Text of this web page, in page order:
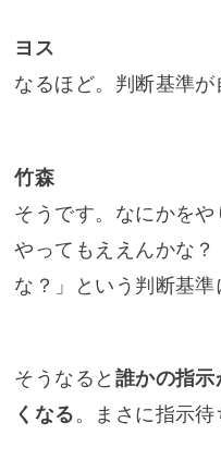
ヨス
なるほど。判断基準
竹森
そうです。なにかを
やってもええんかな
な？」という判断基準
そうなると 誰かの指
くなる。まさに指示待